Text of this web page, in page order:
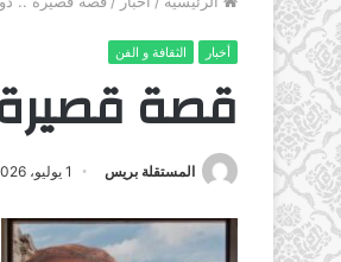
أخبار الثقافة و الفن
قصة
المستقلة بريس 1 يوليو، 2026